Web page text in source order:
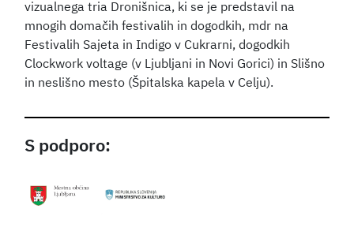
vizualnega tria Dronišnica, ki se je predstavil na
mnogih domačih festivalih in dogodkih, mdr na
Festivalih Sajeta in Indigo v Cukrarni, dogodkih
Clockwork voltage (v Ljubljani in Novi Gorici) in Slišno
in neslišno mesto (Špitalska kapela v Celju).
S podporo: